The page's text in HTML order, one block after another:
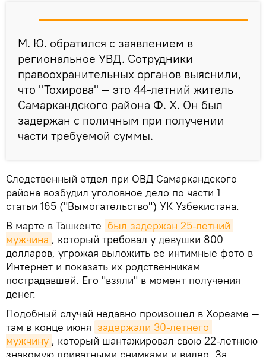
М. Ю. обратился с заявлением в
региональное УВД. Сотрудники
правоохранительных органов выяснили,
что "Тохирова" — это 44-летний житель
Самаркандского района Ф. Х. Он был
задержан с поличным при получении
части требуемой суммы.
Следственный отдел при ОВД Самаркандского
района возбудил уголовное дело по части 1
статьи 165 ("Вымогательство") УК Узбекистана.
В марте в Ташкенте был задержан 25-летний
мужчина , который требовал у девушки 800
долларов, угрожая выложить ее интимные фото в
Интернет и показать их родственникам
пострадавшей. Его "взяли" в момент получения
денег.
Подобный случай недавно произошел в Хорезме —
там в конце июня задержали 30-летнего
мужчину , который шантажировал свою 22-летнюю